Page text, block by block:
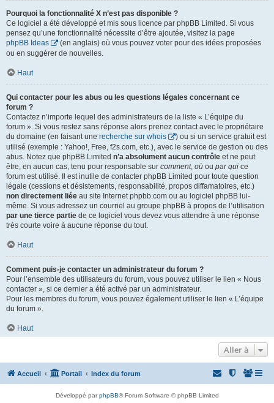
Pourquoi la fonctionnalité X n’est pas disponible ?
Ce logiciel a été développé et mis sous licence par phpBB Limited. Si vous
pensez qu’une fonctionnalité nécessite d’être ajoutée, visitez la page
phpBB Ideas
(en anglais) où vous pouvez voter pour des idées proposées
ou en suggérer de nouvelles.
Haut
Qui contacter pour les abus ou les questions légales concernant ce
forum ?
Contactez n’importe lequel des administrateurs de la liste « L’équipe du
forum ». Si vous restez sans réponse alors prenez contact avec le propriétaire
du domaine (en faisant une recherche sur whois
) ou si un service gratuit est
utilisé (exemple : Yahoo!, Free, f2s.com, etc.), avec le service de gestion ou des
abus. Notez que phpBB Limited n’a absolument aucun contrôle et ne peut
être, en aucun cas, tenu pour responsable sur comment, où ou par qui ce
forum est utilisé. Il est inutile de contacter phpBB Limited pour toute question
légale (cessions et désistements, responsabilité, propos diffamatoires, etc.)
non directement liée au site Internet phpbb.com ou au logiciel phpBB lui-
même. Si vous adressez un courriel au groupe phpBB à propos de l’utilisation
par une tierce partie de ce logiciel vous devez vous attendre à une réponse
très courte voire à aucune réponse du tout.
Haut
Comment puis-je contacter un administrateur du forum ?
Pour l’ensemble des utilisateurs du forum, vous pouvez utiliser le lien « Nous
contacter », si ce dernier a été activé par un administrateur.
Pour les membres du forum, vous pouvez également utiliser le lien « L’équipe
du forum ».
Haut
Aller à
Accueil Portail Index du forum
Développé parphpBB® Forum Software © phpBB Limited